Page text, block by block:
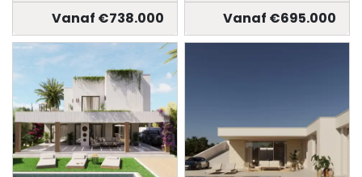
Vanaf €738.000 Vanaf €695.000